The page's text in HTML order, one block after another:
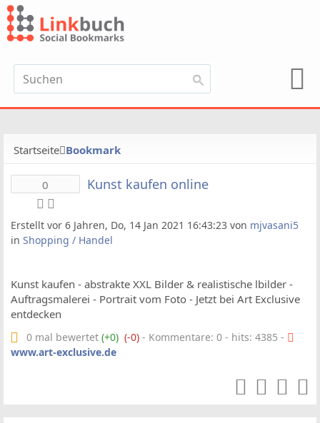
Startseite Bookmark
0 Kunst kaufen online
Erstellt vor 6 Jahren, Do, 14 Jan 2021 16:43:23 von mjvasani5
in Shopping / Handel
Kunst kaufen - abstrakte XXL Bilder & realistische lbilder -
Auftragsmalerei - Portrait vom Foto - Jetzt bei Art Exclusive
entdecken
0 mal bewertet (+0) (-0) - Kommentare: 0 - hits: 4385 -
www.art-exclusive.de